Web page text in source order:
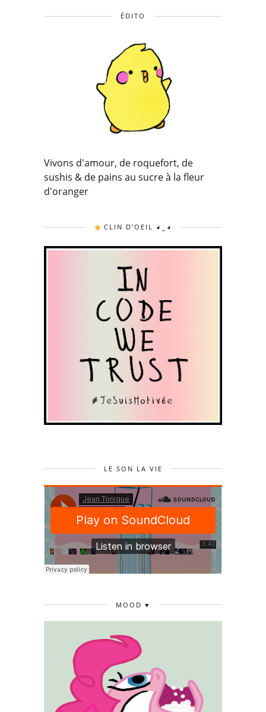
ÉDITO
Vivons d'amour, de roquefort, de
sushis & de pains au sucre à la fleur
d'oranger
CLIN D’OEIL ◕‿◕
LE SON LA VIE
MOOD ♥